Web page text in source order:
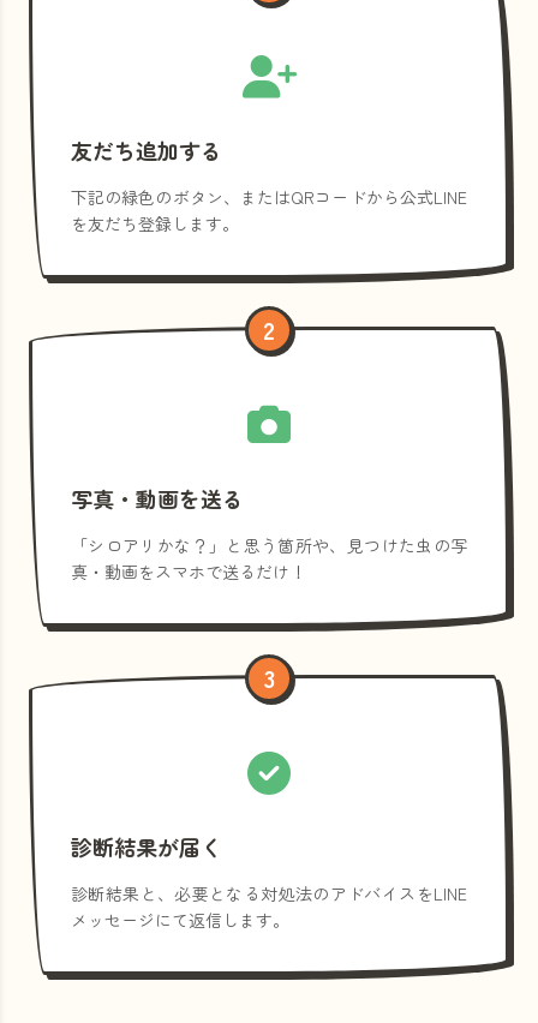
友だち追加する
下記の緑色のボタン、またはQRコードから公式LINE
を友だち登録します。
2
写真・動画を送る
「シロアリかな？」と思う箇所や、見つけた虫の写
真・動画をスマホで送るだけ！
3
診断結果が届く
診断結果と、必要となる対処法のアドバイスをLINE
メッセージにて返信します。